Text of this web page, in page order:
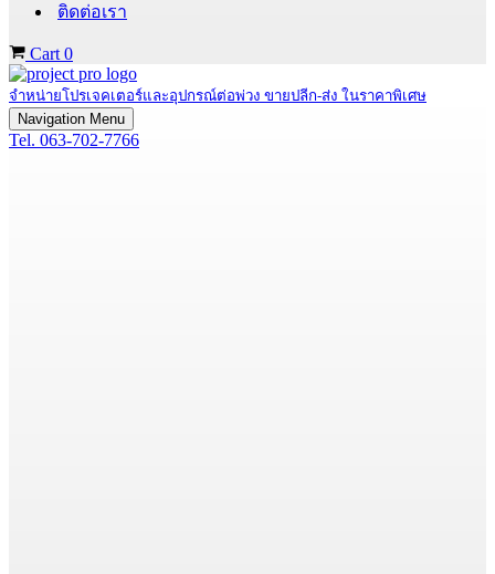
ติดต่อเรา
Cart 0
จำหน่ายโปรเจคเตอร์และอุปกรณ์ต่อพ่วง ขายปลีก-ส่ง ในราคาพิเศษ
Navigation Menu
Tel. 063-702-7766